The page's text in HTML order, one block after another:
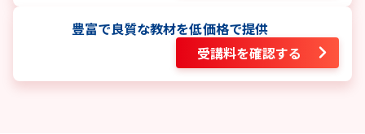
豊富で良質な教材を低価格で提供
受講料を確認する